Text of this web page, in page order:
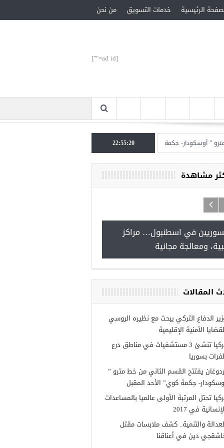
الرئيسية خدمات التسويق من نحن
[ad id=""]
جكمة كوي” الأحد المقبل
تركيا تحتل المرتبة الأولى عالميا بالمساعدات22:55:21
مشاهدة
للسوريين في اسطنبول… مراكز
طبية، ومعالجة مجانية
في
وزير الدفاع التركي يبحث مع نظيره الروسي
الأمنية الإقليمية
بسوريا
أردوغان يفتتح القسم الثاني من خط مترو ”
جكمة كوي” الأحد المقبل
تركيا تحتل المرتبة الأولى عالميا بالمساعدات
في 2017
العدالة والتنمية.. كشف ملابسات مقتل